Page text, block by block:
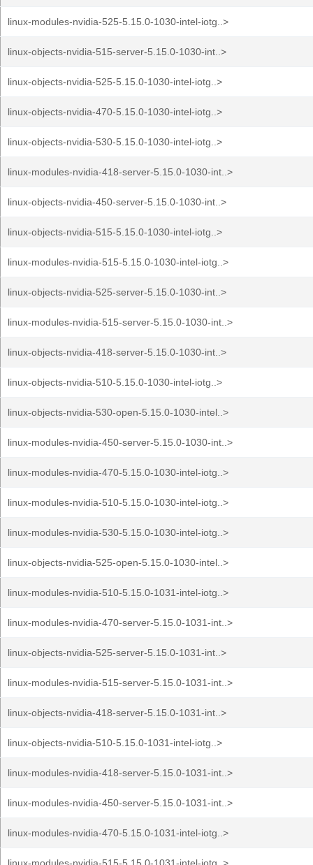
linux-modules-nvidia-525-5.15.0-1030-intel-iotg..>
linux-objects-nvidia-515-server-5.15.0-1030-int..>
linux-objects-nvidia-525-5.15.0-1030-intel-iotg..>
linux-objects-nvidia-470-5.15.0-1030-intel-iotg..>
linux-objects-nvidia-530-5.15.0-1030-intel-iotg..>
linux-modules-nvidia-418-server-5.15.0-1030-int..>
linux-objects-nvidia-450-server-5.15.0-1030-int..>
linux-objects-nvidia-515-5.15.0-1030-intel-iotg..>
linux-modules-nvidia-515-5.15.0-1030-intel-iotg..>
linux-objects-nvidia-525-server-5.15.0-1030-int..>
linux-modules-nvidia-515-server-5.15.0-1030-int..>
linux-objects-nvidia-418-server-5.15.0-1030-int..>
linux-objects-nvidia-510-5.15.0-1030-intel-iotg..>
linux-objects-nvidia-530-open-5.15.0-1030-intel..>
linux-modules-nvidia-450-server-5.15.0-1030-int..>
linux-modules-nvidia-470-5.15.0-1030-intel-iotg..>
linux-modules-nvidia-510-5.15.0-1030-intel-iotg..>
linux-modules-nvidia-530-5.15.0-1030-intel-iotg..>
linux-objects-nvidia-525-open-5.15.0-1030-intel..>
linux-modules-nvidia-510-5.15.0-1031-intel-iotg..>
linux-modules-nvidia-470-server-5.15.0-1031-int..>
linux-objects-nvidia-525-server-5.15.0-1031-int..>
linux-modules-nvidia-515-server-5.15.0-1031-int..>
linux-objects-nvidia-418-server-5.15.0-1031-int..>
linux-objects-nvidia-510-5.15.0-1031-intel-iotg..>
linux-modules-nvidia-418-server-5.15.0-1031-int..>
linux-modules-nvidia-450-server-5.15.0-1031-int..>
linux-modules-nvidia-470-5.15.0-1031-intel-iotg..>